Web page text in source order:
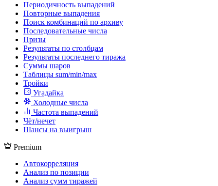
Периодичность выпадений
Повторные выпадения
Поиск комбинаций по архиву
Последовательные числа
Призы
Результаты по столбцам
Результаты последнего тиража
Суммы шаров
Таблицы sum/min/max
Тройки
Угадайка
Холодные числа
Частота выпадений
Чёт/нечет
Шансы на выигрыш
Premium
Автокорреляция
Анализ по позиции
Анализ сумм тиражей